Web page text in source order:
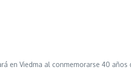
en Viedma al conmemorarse 40